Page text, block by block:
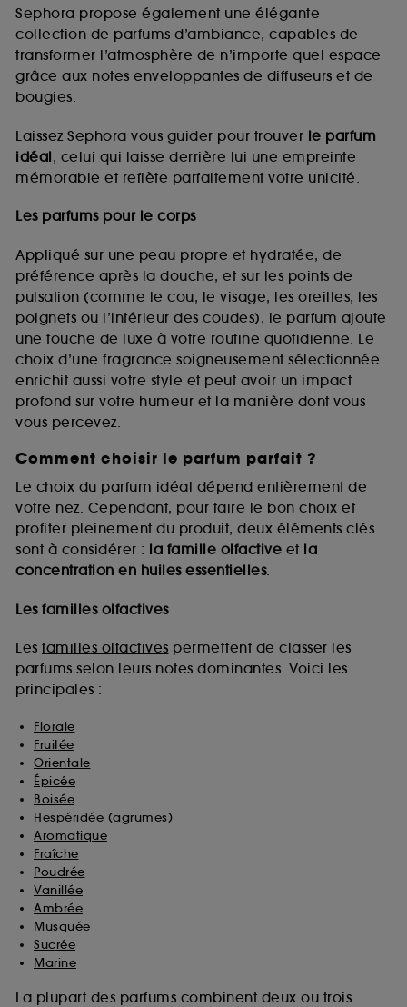
Sephora propose également une élégante
collection de parfums d’ambiance, capables de
transformer l’atmosphère de n’importe quel espace
grâce aux notes enveloppantes de diffuseurs et de
bougies.
Laissez Sephora vous guider pour trouver le parfum
idéal, celui qui laisse derrière lui une empreinte
mémorable et reflète parfaitement votre unicité.
Les parfums pour le corps
Appliqué sur une peau propre et hydratée, de
préférence après la douche, et sur les points de
pulsation (comme le cou, le visage, les oreilles, les
poignets ou l’intérieur des coudes), le parfum ajoute
une touche de luxe à votre routine quotidienne. Le
choix d’une fragrance soigneusement sélectionnée
enrichit aussi votre style et peut avoir un impact
profond sur votre humeur et la manière dont vous
vous percevez.
Comment choisir le parfum parfait ?
Le choix du parfum idéal dépend entièrement de
votre nez. Cependant, pour faire le bon choix et
profiter pleinement du produit, deux éléments clés
sont à considérer : la famille olfactive et la
concentration en huiles essentielles.
Les familles olfactives
Les familles olfactives permettent de classer les
parfums selon leurs notes dominantes. Voici les
principales :
Florale
Fruitée
Orientale
Épicée
Boisée
Hespéridée (agrumes)
Aromatique
Fraîche
Poudrée
Vanillée
Ambrée
Musquée
Sucrée
Marine
La plupart des parfums combinent deux ou trois
de vous plaire via des publicités, y compris sur des
sites tiers et sur les réseaux sociaux, sur la base
des pages que vous avez consultées, de votre
navigation, et de l'historique de vos interactions.
d’en améliorer la performance.
Cookies de sécurisation des paiements en ligne :
fraudes aux moyens de paiement et les
usurpations d’identité.
Cookies fonctionnels :il s’agit de cookies
permettant l’affichage et/ou la fourniture de
certaines fonctionnalités du site, tel que les
cookies d’authentification qui sont utilisés afin de
vous faire bénéficier de l’authentification
prolongée vous permettant d’accéder à votre
compte lors de votre prochaine visite sur le site
sans saisir à nouveau votre identifiant et mot de
passe.
A l'exception des cookies techniques, le dépôt et la
lecture de ces traceurs requiert votre accord. Vous
pouvez personnaliser vos choix concernant le dépôt
de ces cookies grâce au bouton "personnaliser mes
choix" ci-dessous ou décider de "tout accepter".
Sephora pourra associer les informations de
navigation collectées par ces Cookies, pour les
collectées ou générées lors de votre activité en ligne
sur "continuer sans accepter". Voous pouvez à tout
moment choisir de retirer votrte consentement. Si vous
souhaitez obtenir plus d'information sur les cookies
utilisés, cliquez